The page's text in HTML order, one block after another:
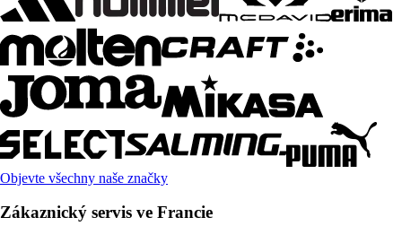
Objevte všechny naše značky
Zákaznický servis ve Francie